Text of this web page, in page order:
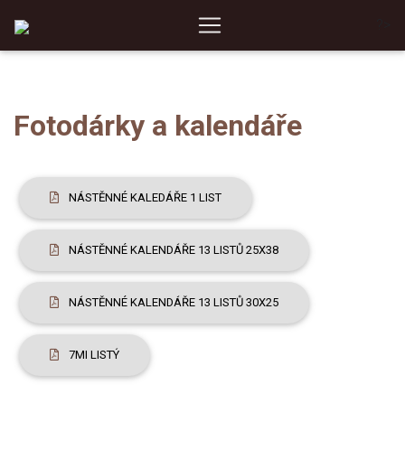
Fotodárky a kalendáře
NÁSTĚNNÉ KALEDÁŘE 1 LIST
NÁSTĚNNÉ KALENDÁŘE 13 LISTŮ 25X38
NÁSTĚNNÉ KALENDÁŘE 13 LISTŮ 30X25
7MI LISTÝ